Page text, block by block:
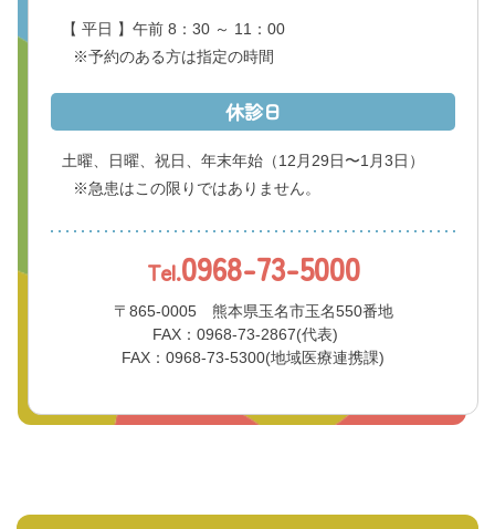
【 平日 】午前 8：30 ～ 11：00
※予約のある方は指定の時間
休診日
土曜、日曜、祝日、年末年始 （12月29日〜1月3日）
※急患はこの限りではありません。
Tel.0968-73-5000
〒865-0005 熊本県玉名市玉名550番地
FAX：0968-73-2867(代表)
FAX：0968-73-5300(地域医療連携課)